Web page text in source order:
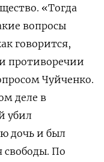
«Тогда
вопросы
говорится,
противоречии
Чуйченко.
деле в
убил
дочь и был
свободы. По